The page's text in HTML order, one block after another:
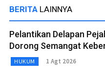
BERITA LAINNYA
Pelantikan Delapan
Dorong Semangat
HUKUM 1 Agt 2026